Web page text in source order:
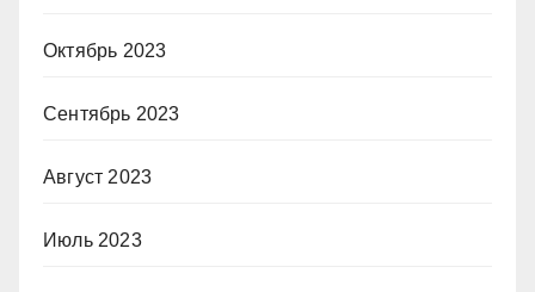
Октябрь 2023
Сентябрь 2023
Август 2023
Июль 2023